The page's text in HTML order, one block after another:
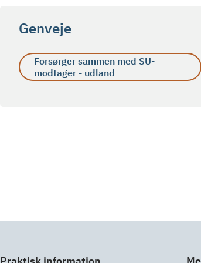
Genveje
Forsørger sammen med SU-
modtager - udland